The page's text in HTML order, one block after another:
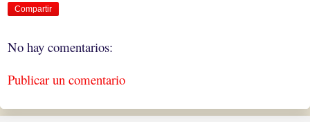
Compartir
No hay comentarios:
Publicar un comentario